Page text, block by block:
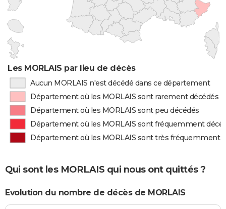
Les MORLAIS par lieu de décès
Aucun MORLAIS n'est décédé dans ce département
Département où les MORLAIS sont rarement décédés
Département où les MORLAIS sont peu décédés
Département où les MORLAIS sont fréquemment
Département où les MORLAIS sont très fréquemment
Qui sont les MORLAIS qui nous ont quittés ?
Evolution du nombre de décès de MORLAIS